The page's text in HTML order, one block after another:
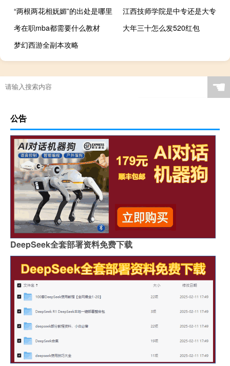
“两根两花相妩媚”的出处是哪里
江西技师学院是中专还是大专
考在职mba都需要什么教材
大年三十怎么发520红包
梦幻西游全副本攻略
☚
公告
DeepSeek全套部署资料免费下载